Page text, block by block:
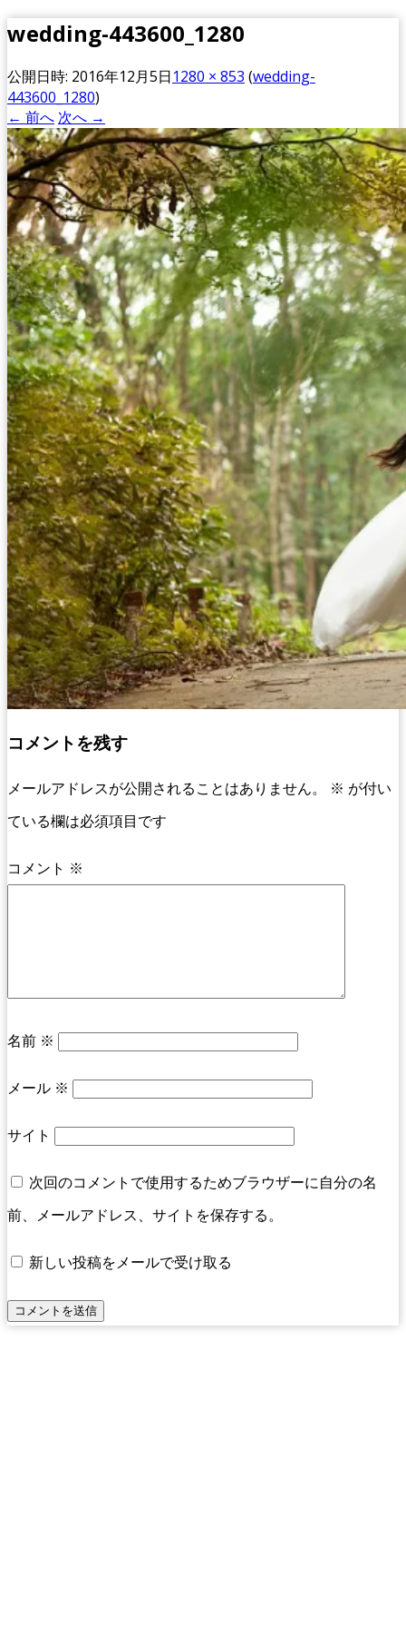
wedding-443600_1280
公開日時: 2016年12月5日1280 × 853 (wedding-
443600_1280)
← 前へ 次へ →
コメントを残す
メールアドレスが公開されることはありません。 ※ が付い
ている欄は必須項目です
コメント ※
名前 ※
メール ※
サイト
次回のコメントで使用するためブラウザーに自分の名
前、メールアドレス、サイトを保存する。
新しい投稿をメールで受け取る